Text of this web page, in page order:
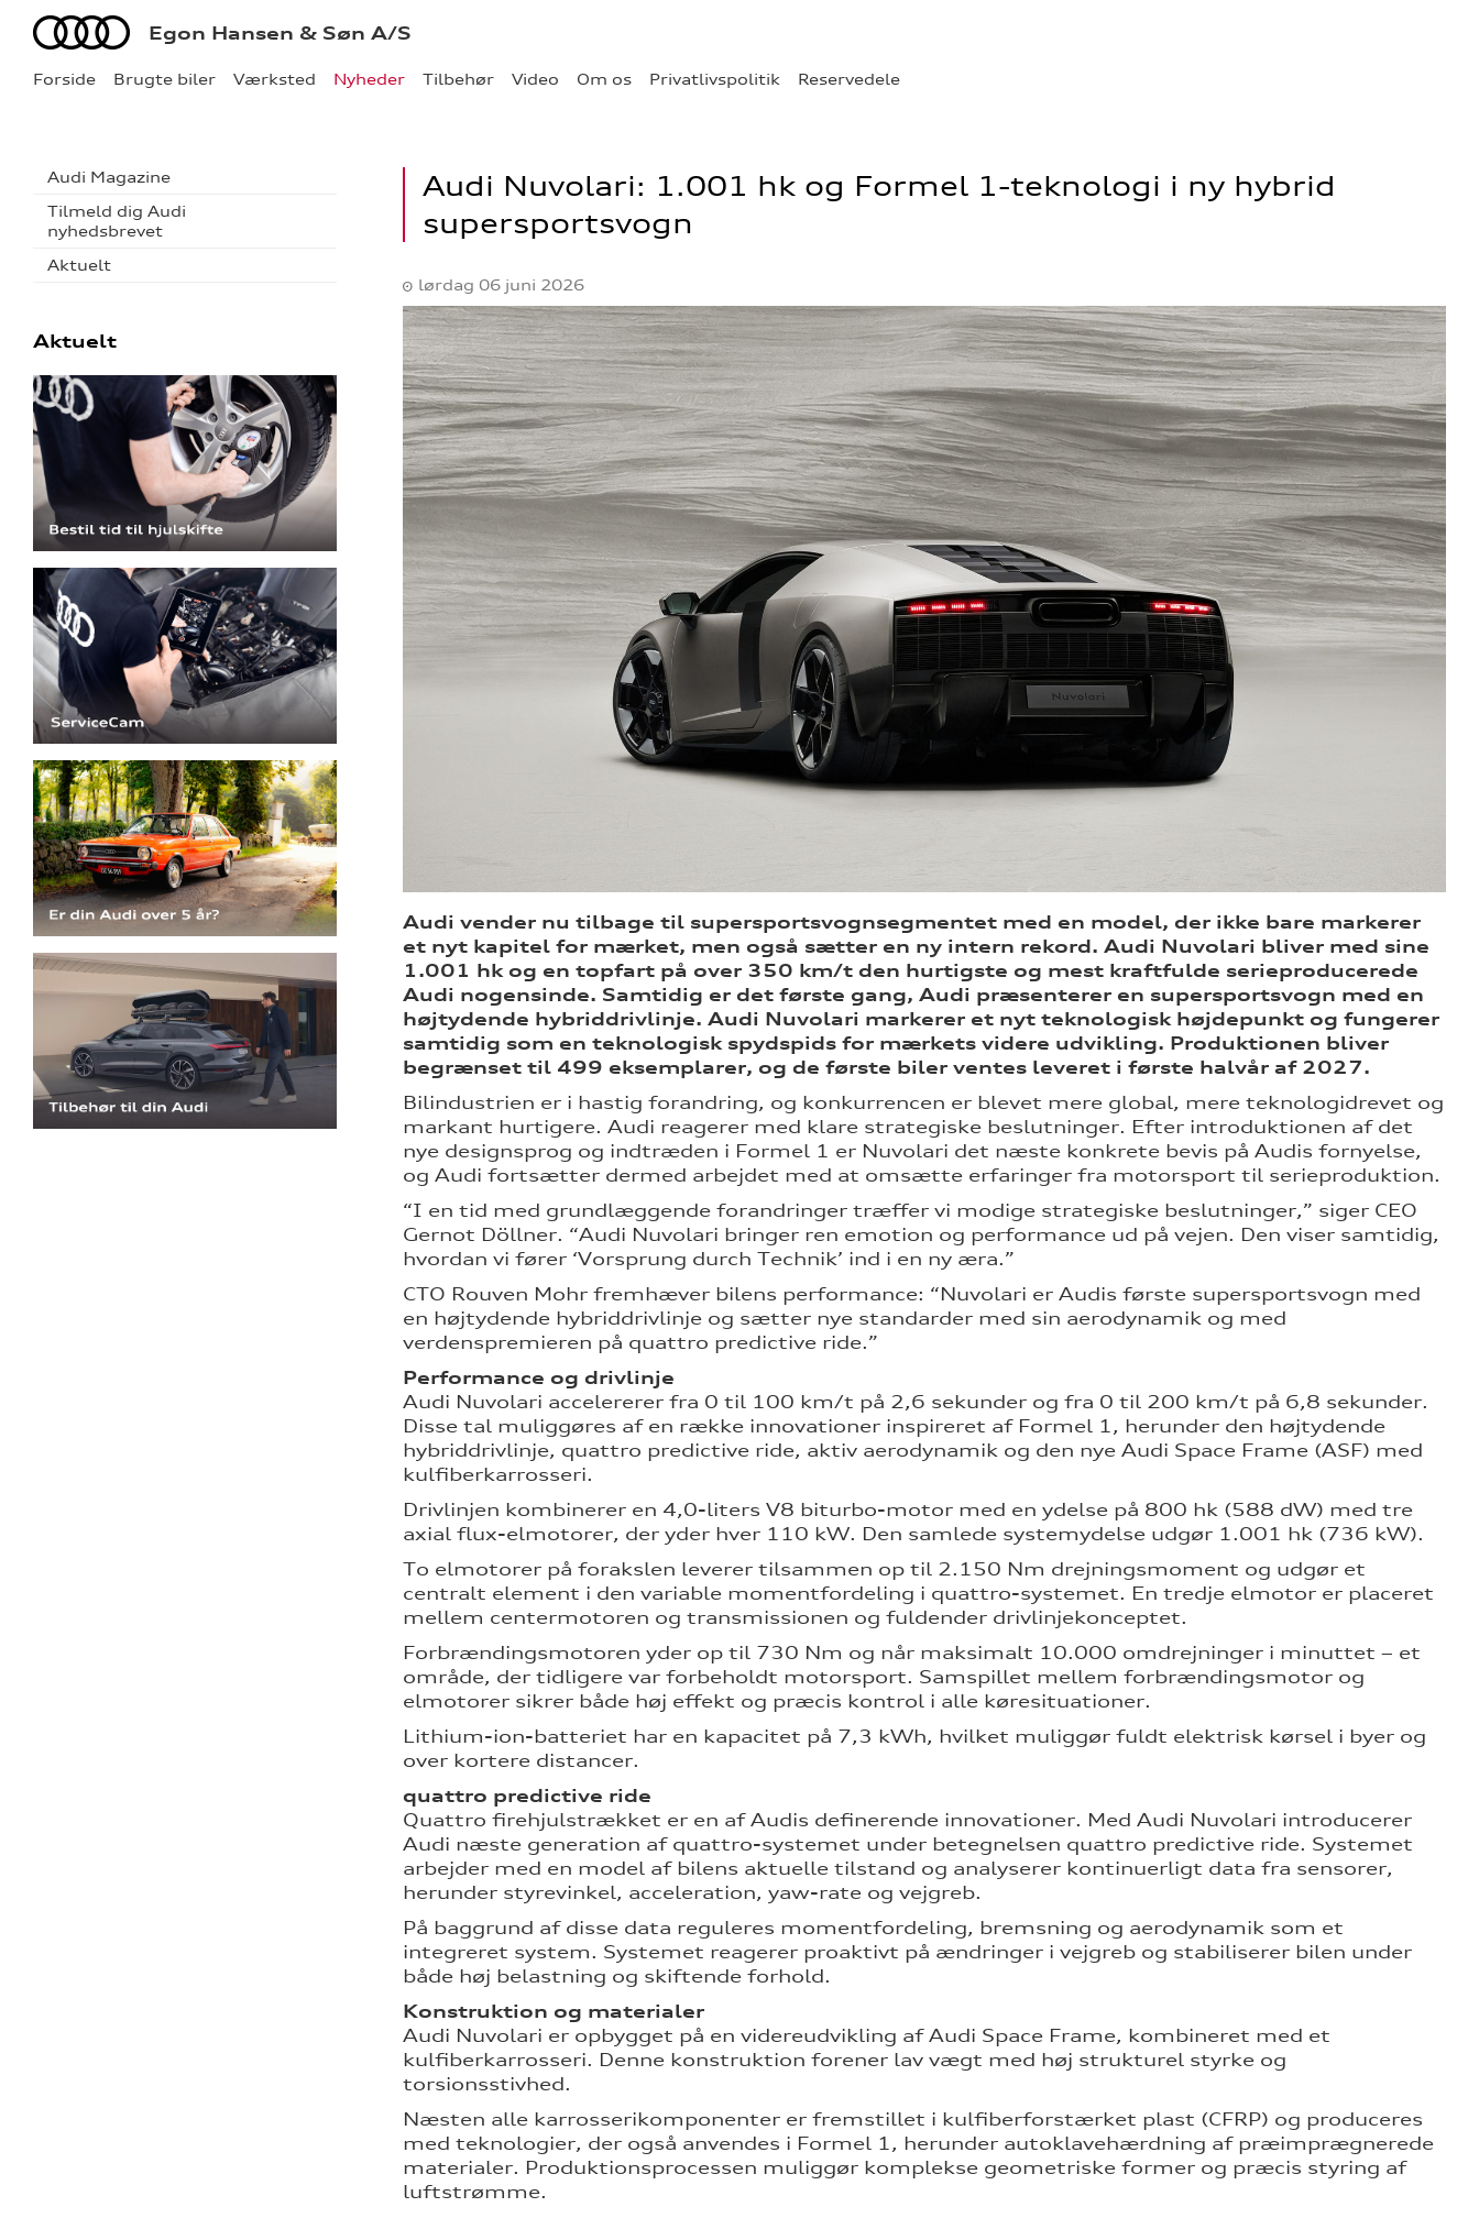
Forside Brugte biler Værksted Nyheder Tilbehør Video Om os Privatlivspolitik Reservedele
Audi Egon Hansen & Søn A/S
Audi Magazine
Tilmeld dig Audi
nyhedsbrevet
Aktuelt
Aktuelt
Audi Nuvolari: 1.001 hk og Formel 1-teknologi i ny hybrid
supersportsvogn
lørdag 06 juni 2026
Audi vender nu tilbage til supersportsvognsegmentet med en model, der ikke bare markerer
et nyt kapitel for mærket, men også sætter en ny intern rekord. Audi Nuvolari bliver med sine
1.001 hk og en topfart på over 350 km/t den hurtigste og mest kraftfulde serieproducerede
Audi nogensinde. Samtidig er det første gang, Audi præsenterer en supersportsvogn med en
højtydende hybriddrivlinje. Audi Nuvolari markerer et nyt teknologisk højdepunkt og fungerer
samtidig som en teknologisk spydspids for mærkets videre udvikling. Produktionen bliver
begrænset til 499 eksemplarer, og de første biler ventes leveret i første halvår af 2027.
Bilindustrien er i hastig forandring, og konkurrencen er blevet mere global, mere teknologidrevet og
markant hurtigere. Audi reagerer med klare strategiske beslutninger. Efter introduktionen af det
nye designsprog og indtræden i Formel 1 er Nuvolari det næste konkrete bevis på Audis fornyelse,
og Audi fortsætter dermed arbejdet med at omsætte erfaringer fra motorsport til serieproduktion.
“I en tid med grundlæggende forandringer træffer vi modige strategiske beslutninger,” siger CEO
Gernot Döllner. “Audi Nuvolari bringer ren emotion og performance ud på vejen. Den viser samtidig,
hvordan vi fører ‘Vorsprung durch Technik’ ind i en ny æra.”
CTO Rouven Mohr fremhæver bilens performance: “Nuvolari er Audis første supersportsvogn med
en højtydende hybriddrivlinje og sætter nye standarder med sin aerodynamik og med
verdenspremieren på quattro predictive ride.”
Performance og drivlinje
Audi Nuvolari accelererer fra 0 til 100 km/t på 2,6 sekunder og fra 0 til 200 km/t på 6,8 sekunder.
Disse tal muliggøres af en række innovationer inspireret af Formel 1, herunder den højtydende
hybriddrivlinje, quattro predictive ride, aktiv aerodynamik og den nye Audi Space Frame (ASF) med
kulfiberkarrosseri.
Drivlinjen kombinerer en 4,0-liters V8 biturbo-motor med en ydelse på 800 hk (588 dW) med tre
axial flux-elmotorer, der yder hver 110 kW. Den samlede systemydelse udgør 1.001 hk (736 kW).
To elmotorer på forakslen leverer tilsammen op til 2.150 Nm drejningsmoment og udgør et
centralt element i den variable momentfordeling i quattro-systemet. En tredje elmotor er placeret
mellem centermotoren og transmissionen og fuldender drivlinjekonceptet.
Forbrændingsmotoren yder op til 730 Nm og når maksimalt 10.000 omdrejninger i minuttet – et
område, der tidligere var forbeholdt motorsport. Samspillet mellem forbrændingsmotor og
elmotorer sikrer både høj effekt og præcis kontrol i alle køresituationer.
Lithium-ion-batteriet har en kapacitet på 7,3 kWh, hvilket muliggør fuldt elektrisk kørsel i byer og
over kortere distancer.
quattro predictive ride
Quattro firehjulstrækket er en af Audis definerende innovationer. Med Audi Nuvolari introducerer
Audi næste generation af quattro-systemet under betegnelsen quattro predictive ride. Systemet
arbejder med en model af bilens aktuelle tilstand og analyserer kontinuerligt data fra sensorer,
herunder styrevinkel, acceleration, yaw-rate og vejgreb.
På baggrund af disse data reguleres momentfordeling, bremsning og aerodynamik som et
integreret system. Systemet reagerer proaktivt på ændringer i vejgreb og stabiliserer bilen under
både høj belastning og skiftende forhold.
Konstruktion og materialer
Audi Nuvolari er opbygget på en videreudvikling af Audi Space Frame, kombineret med et
kulfiberkarrosseri. Denne konstruktion forener lav vægt med høj strukturel styrke og
torsionsstivhed.
Næsten alle karrosserikomponenter er fremstillet i kulfiberforstærket plast (CFRP) og produceres
med teknologier, der også anvendes i Formel 1, herunder autoklavehærdning af præimprægnerede
materialer. Produktionsprocessen muliggør komplekse geometriske former og præcis styring af
luftstrømme.